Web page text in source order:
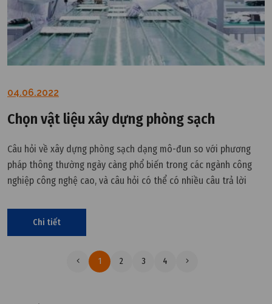
04.06.2022
Chọn vật liệu xây dựng phòng sạch
Câu hỏi về xây dựng phòng sạch dạng mô-đun so với phương
pháp thông thường ngày càng phổ biến trong các ngành công
nghiệp công nghệ cao, và câu hỏi có thể có nhiều câu trả lời
Chi tiết
1 2 3 4